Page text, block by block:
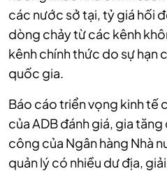
các nước sở tại, tỷ giá hối
dòng chảy từ các kênh
kênh chính thức do sự hạn
quốc gia.
Báo cáo triển vọng kinh tế
của ADB đánh giá, gia
công của Ngân hàng Nhà
quản lý có nhiều dư địa,